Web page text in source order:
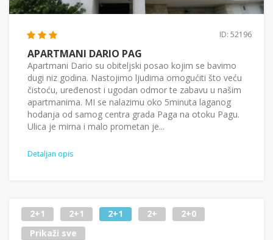
ID: 52196
APARTMANI DARIO PAG
Apartmani Dario su obiteljski posao kojim se bavimo
dugi niz godina. Nastojimo ljudima omogućiti što veću
čistoću, uređenost i ugodan odmor te zabavu u našim
apartmanima. MI se nalazimu oko 5minuta laganog
hodanja od samog centra grada Paga na otoku Pagu.
Ulica je mirna i malo prometan je...
Detaljan opis
2+1 2+1 2+1 2+
2+0
Prikaži sve